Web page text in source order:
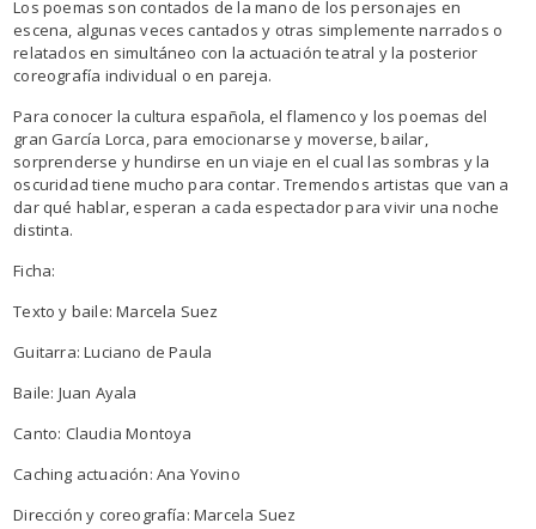
Los poemas son contados de la mano de los personajes en
escena, algunas veces cantados y otras simplemente narrados o
relatados en simultáneo con la actuación teatral y la posterior
coreografía individual o en pareja.
Para conocer la cultura española, el flamenco y los poemas del
gran García Lorca, para emocionarse y moverse, bailar,
sorprenderse y hundirse en un viaje en el cual las sombras y la
oscuridad tiene mucho para contar. Tremendos artistas que van a
dar qué hablar, esperan a cada espectador para vivir una noche
distinta.
Ficha:
Texto y baile: Marcela Suez
Guitarra: Luciano de Paula
Baile: Juan Ayala
Canto: Claudia Montoya
Caching actuación: Ana Yovino
Dirección y coreografía: Marcela Suez